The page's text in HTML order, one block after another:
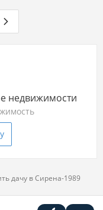
недвижимости
дачу в Сирена-1989